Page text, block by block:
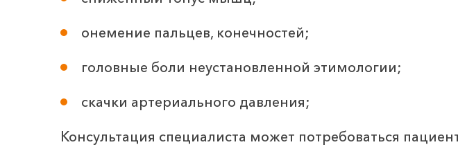
онемение пальцев, конечностей;
головные боли неустановленной этимологии;
скачки артериального давления;
Консультация специалиста может потребоваться